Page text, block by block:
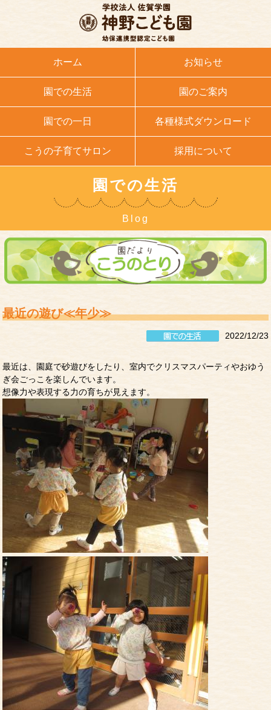
ホーム お知らせ
園での生活 園のご案内
園での一日 各種様式ダウンロード
こうの子育てサロン 採用について
園での生活
Blog
最近の遊び≪年少≫
2022/12/23
最近は、園庭で砂遊びをしたり、室内でクリスマスパーティやおゆう
ぎ会ごっこを楽しんでいます。
想像力や表現する力の育ちが見えます。